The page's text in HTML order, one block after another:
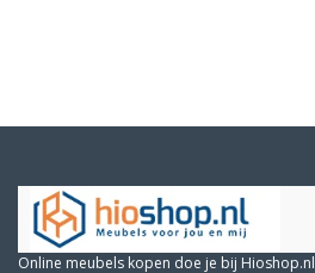
Online meubels kopen doe je bij Hioshop.nl